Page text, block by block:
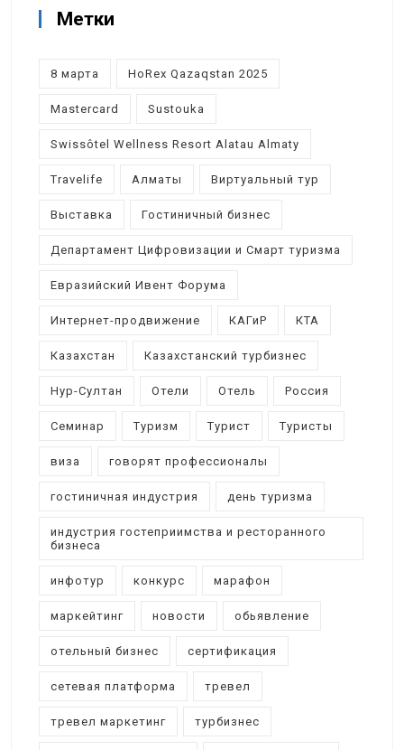
Метки
8 марта HoRex Qazaqstan 2025
Mastercard Sustouka
Swissôtel Wellness Resort Alatau Almaty
Travelife Алматы Виртуальный тур
Выставка Гостиничный бизнес
Департамент Цифровизации и Смарт туризма
Евразийский Ивент Форума
Интернет-продвижение КАГиР КТА
Казахстан Казахстанский турбизнес
Нур-Султан Отели Отель Россия
Семинар Туризм Турист Туристы
виза говорят профессионалы
гостиничная индустрия день туризма
индустрия гостеприимства и ресторанного
бизнеса
инфотур конкурс марафон
маркейтинг новости обьявление
отельный бизнес сертификация
сетевая платформа тревел
тревел маркетинг турбизнес